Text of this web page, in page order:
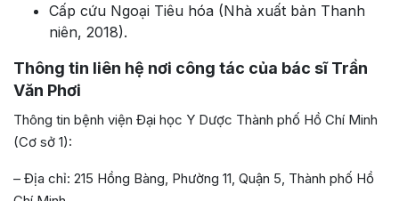
Cấp cứu Ngoại Tiêu hóa (Nhà xuất bản Thanh
niên, 2018).
Thông tin liên hệ nơi công tác của bác sĩ Trần
Văn Phơi
Thông tin bệnh viện Đại học Y Dược Thành phố Hồ Chí Minh
(Cơ sở 1):
– Địa chỉ: 215 Hồng Bàng, Phường 11, Quận 5, Thành phố Hồ